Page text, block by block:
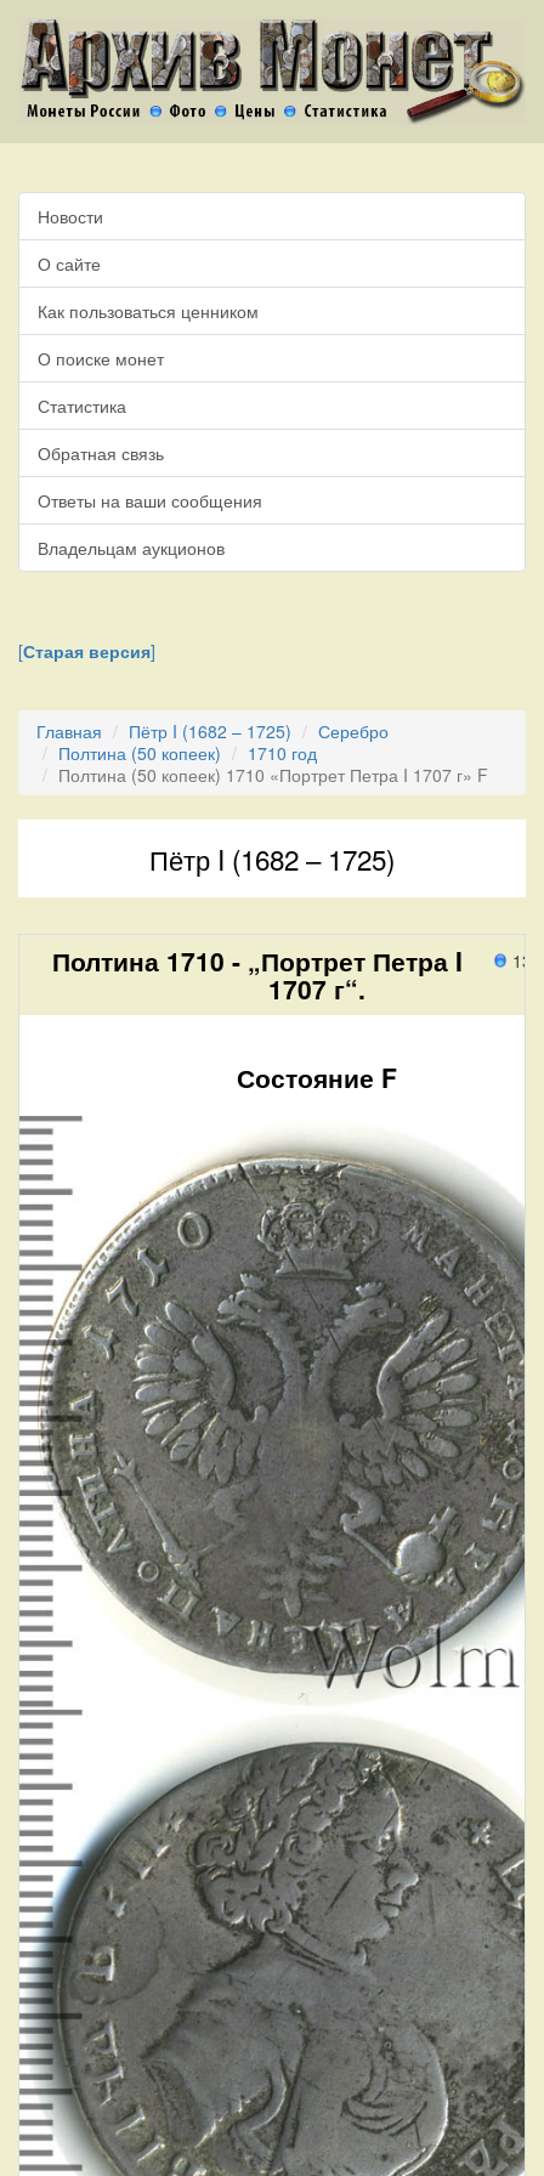
Новости
О сайте
Как пользоваться ценником
О поиске монет
Статистика
Обратная связь
Ответы на ваши сообщения
Владельцам аукционов
[Старая версия]
Главная Пётр I (1682 – 1725)
Серебро
Полтина (50 копеек)
1710 год
Полтина (50 копеек) 1710 «Портрет Петра I 1707 г» F
Пётр I (1682 – 1725)
Полтина 1710 - „Портрет Петра I
1707 г“.
Состояние F